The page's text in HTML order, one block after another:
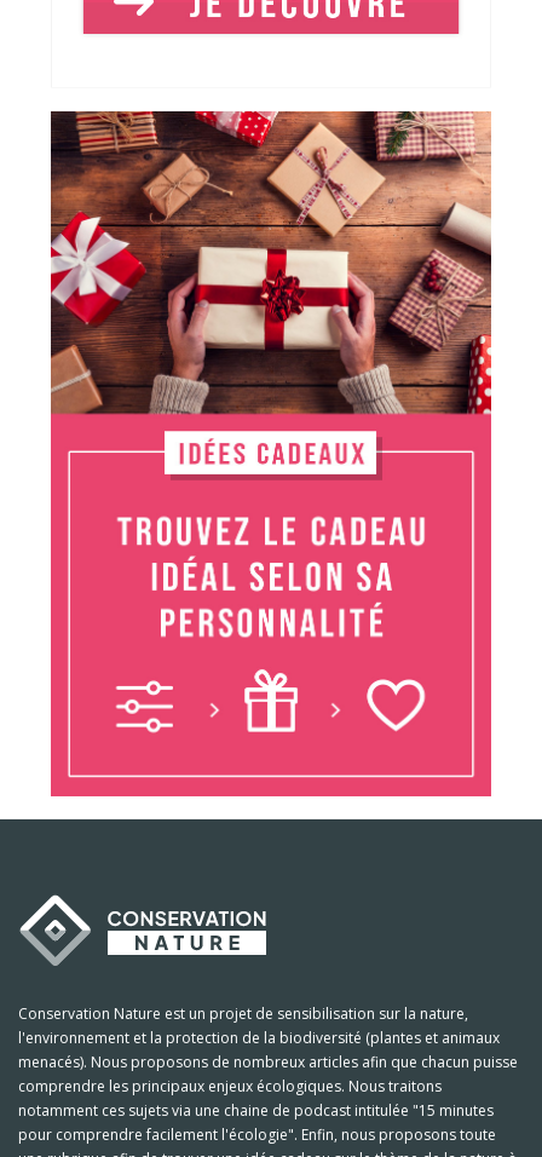
Conservation Nature est un projet de sensibilisation sur la nature,
l'environnement et la protection de la biodiversité (plantes et animaux
menacés). Nous proposons de nombreux articles afin que chacun puisse
comprendre les principaux enjeux écologiques. Nous traitons
notamment ces sujets via une chaine de podcast intitulée "15 minutes
pour comprendre facilement l'écologie". Enfin, nous proposons toute